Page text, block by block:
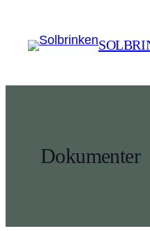
indhold
Dokumenter